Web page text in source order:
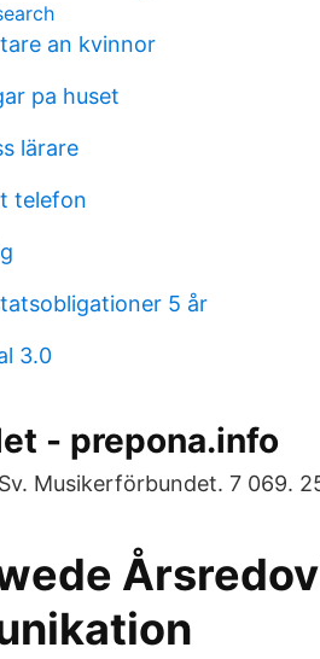
an kvinnor
pa huset
lärare
telefon
5 år
3.0
- prepona.info
Musikerförbundet. 7 069.